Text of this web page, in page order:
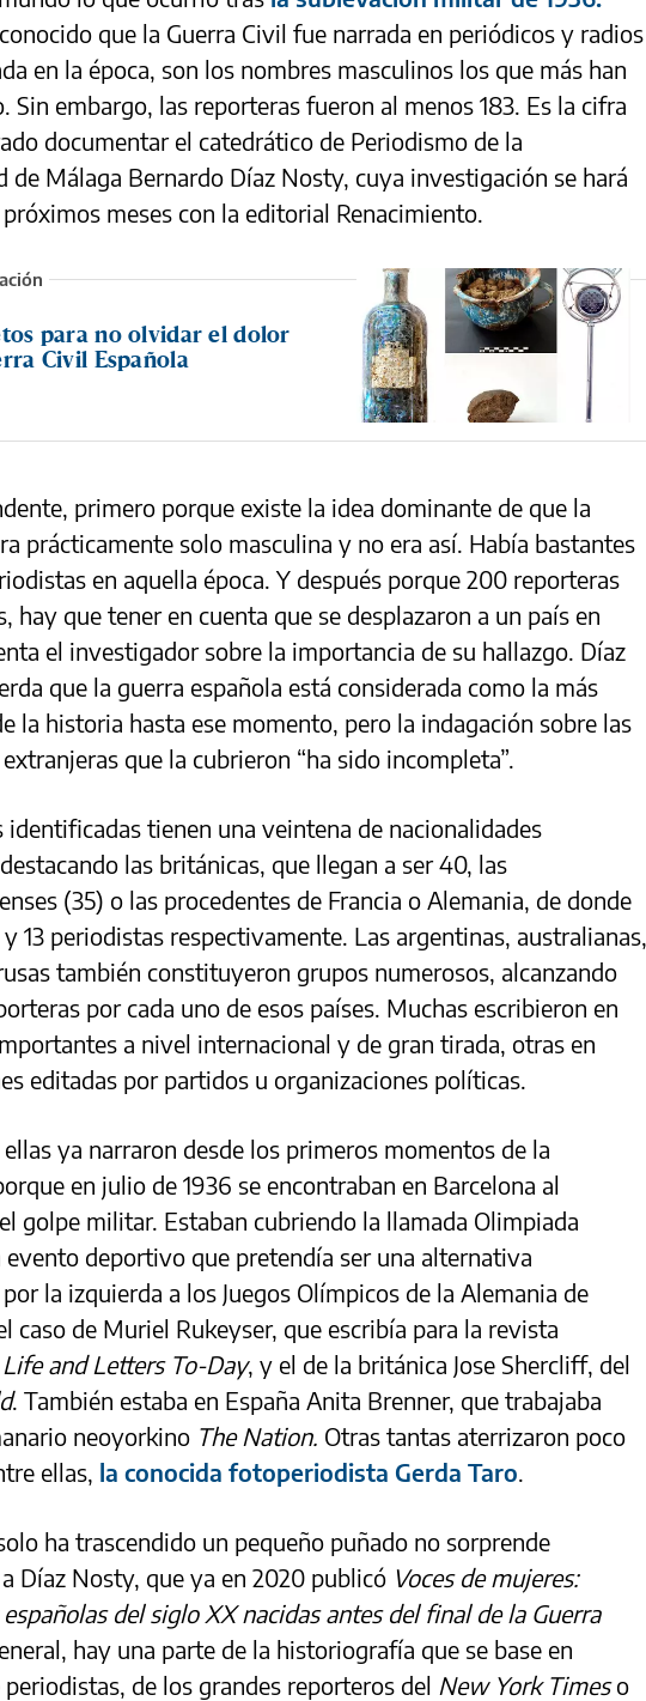
que la Guerra Civil fue narrada en periódicos y radios
en la época, son los nombres masculinos los que más han
Sin embargo, las reporteras fueron al menos 183. Es la cifra
documentar el catedrático de Periodismo de la
de Málaga Bernardo Díaz Nosty, cuya investigación se hará
meses con la editorial Renacimiento.
para no olvidar el dolor
Civil Española
primero porque existe la idea dominante de que la
prácticamente solo masculina y no era así. Había bastantes
en aquella época. Y después porque 200 reporteras
hay que tener en cuenta que se desplazaron a un país en
el investigador sobre la importancia de su hallazgo. Díaz
que la guerra española está considerada como la más
la historia hasta ese momento, pero la indagación sobre las
que la cubrieron “ha sido incompleta”.
identificadas tienen una veintena de nacionalidades
las británicas, que llegan a ser 40, las
(35) o las procedentes de Francia o Alemania, de donde
13 periodistas respectivamente. Las argentinas, australianas,
también constituyeron grupos numerosos, alcanzando
por cada uno de esos países. Muchas escribieron en
a nivel internacional y de gran tirada, otras en
editadas por partidos u organizaciones políticas.
ya narraron desde los primeros momentos de la
en julio de 1936 se encontraban en Barcelona al
golpe militar. Estaban cubriendo la llamada Olimpiada
evento deportivo que pretendía ser una alternativa
la izquierda a los Juegos Olímpicos de la Alemania de
caso de Muriel Rukeyser, que escribía para la revista
Life and Letters To-Day, y el de la británica Jose Shercliff, del
. También estaba en España Anita Brenner, que trabajaba
neoyorkino The Nation. Otras tantas aterrizaron poco
ellas, la conocida fotoperiodista Gerda Taro.
ha trascendido un pequeño puñado no sorprende
Díaz Nosty, que ya en 2020 publicó Voces de mujeres:
del siglo XX nacidas antes del final de la Guerra
hay una parte de la historiografía que se base en
periodistas, de los grandes reporteros del New York Timeso